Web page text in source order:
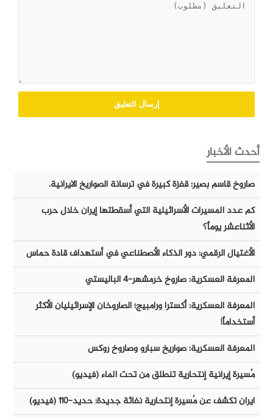
أحدث الأخبار
صاروخ قاسم بصير: قفزة كبيرة في ترسانة الصواريخ الايرانية.
كم عدد المسيرات الأسرائيلية التي أسقطتها إيران خلال حرب
الأثناعشر يوماً؟
الأغتيال الرقمي: دور الذكاء الأصطناعي في أستهداف قادة حماس
المعرفة العسكرية: صاروخ خرمشهر-٤ الباليستي
المعرفة العسكرية: أكسترا ورامبيج؛ الصاروخان الإسرائيليان الأكثر
أستخداماً!
المعرفة العسكرية: صواريخ سبارو وصاروخ روكس
مُسيرة إيرانية إنتحارية تنطلق من تحت الماء (فيديو)
ايران تكشف عن مُسيرة إنتحارية نفاثة جديدة: حديد-١١٠ (فيديو)